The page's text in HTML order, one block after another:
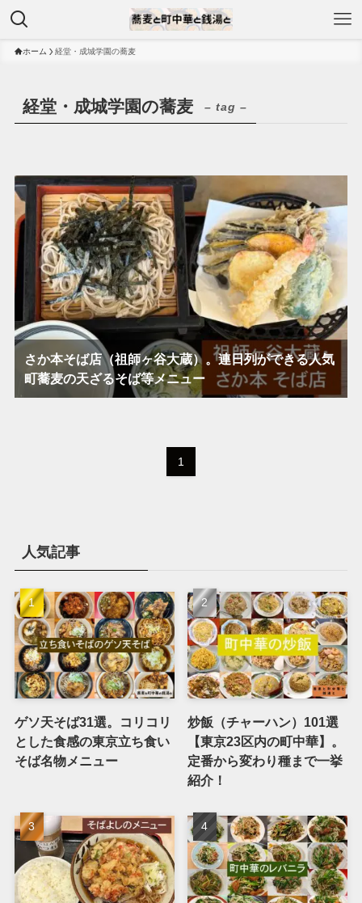
ホーム 経堂・成城学園の蕎麦
経堂・成城学園の蕎麦 – tag –
さか本そば店（祖師ヶ谷大蔵）。連日列ができる人気
町蕎麦の天ざるそば等メニュー
1
人気記事
ゲソ天そば31選。コリコリ
とした食感の東京立ち食い
そば名物メニュー
炒飯（チャーハン）101選
【東京23区内の町中華】。
定番から変わり種まで一挙
紹介！